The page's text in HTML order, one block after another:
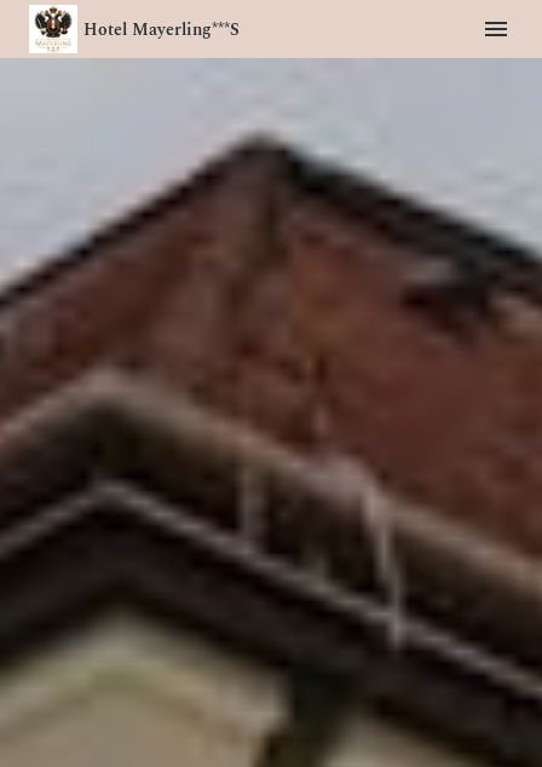
Hotel Mayerling***S